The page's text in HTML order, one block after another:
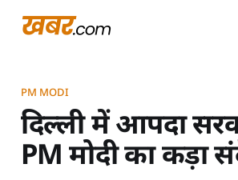
PM MODI
दिल्ली में आपदा
PM मोदी का कड़ा